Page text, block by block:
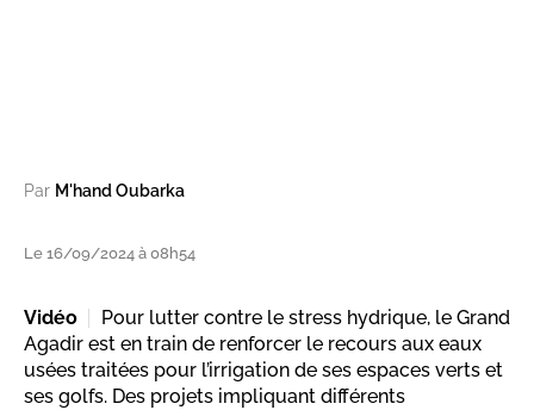
Par M'hand Oubarka
Le 16/09/2024 à 08h54
Vidéo
Pour lutter contre le stress hydrique, le Grand
Agadir est en train de renforcer le recours aux eaux
usées traitées pour l’irrigation de ses espaces verts et
ses golfs. Des projets impliquant différents